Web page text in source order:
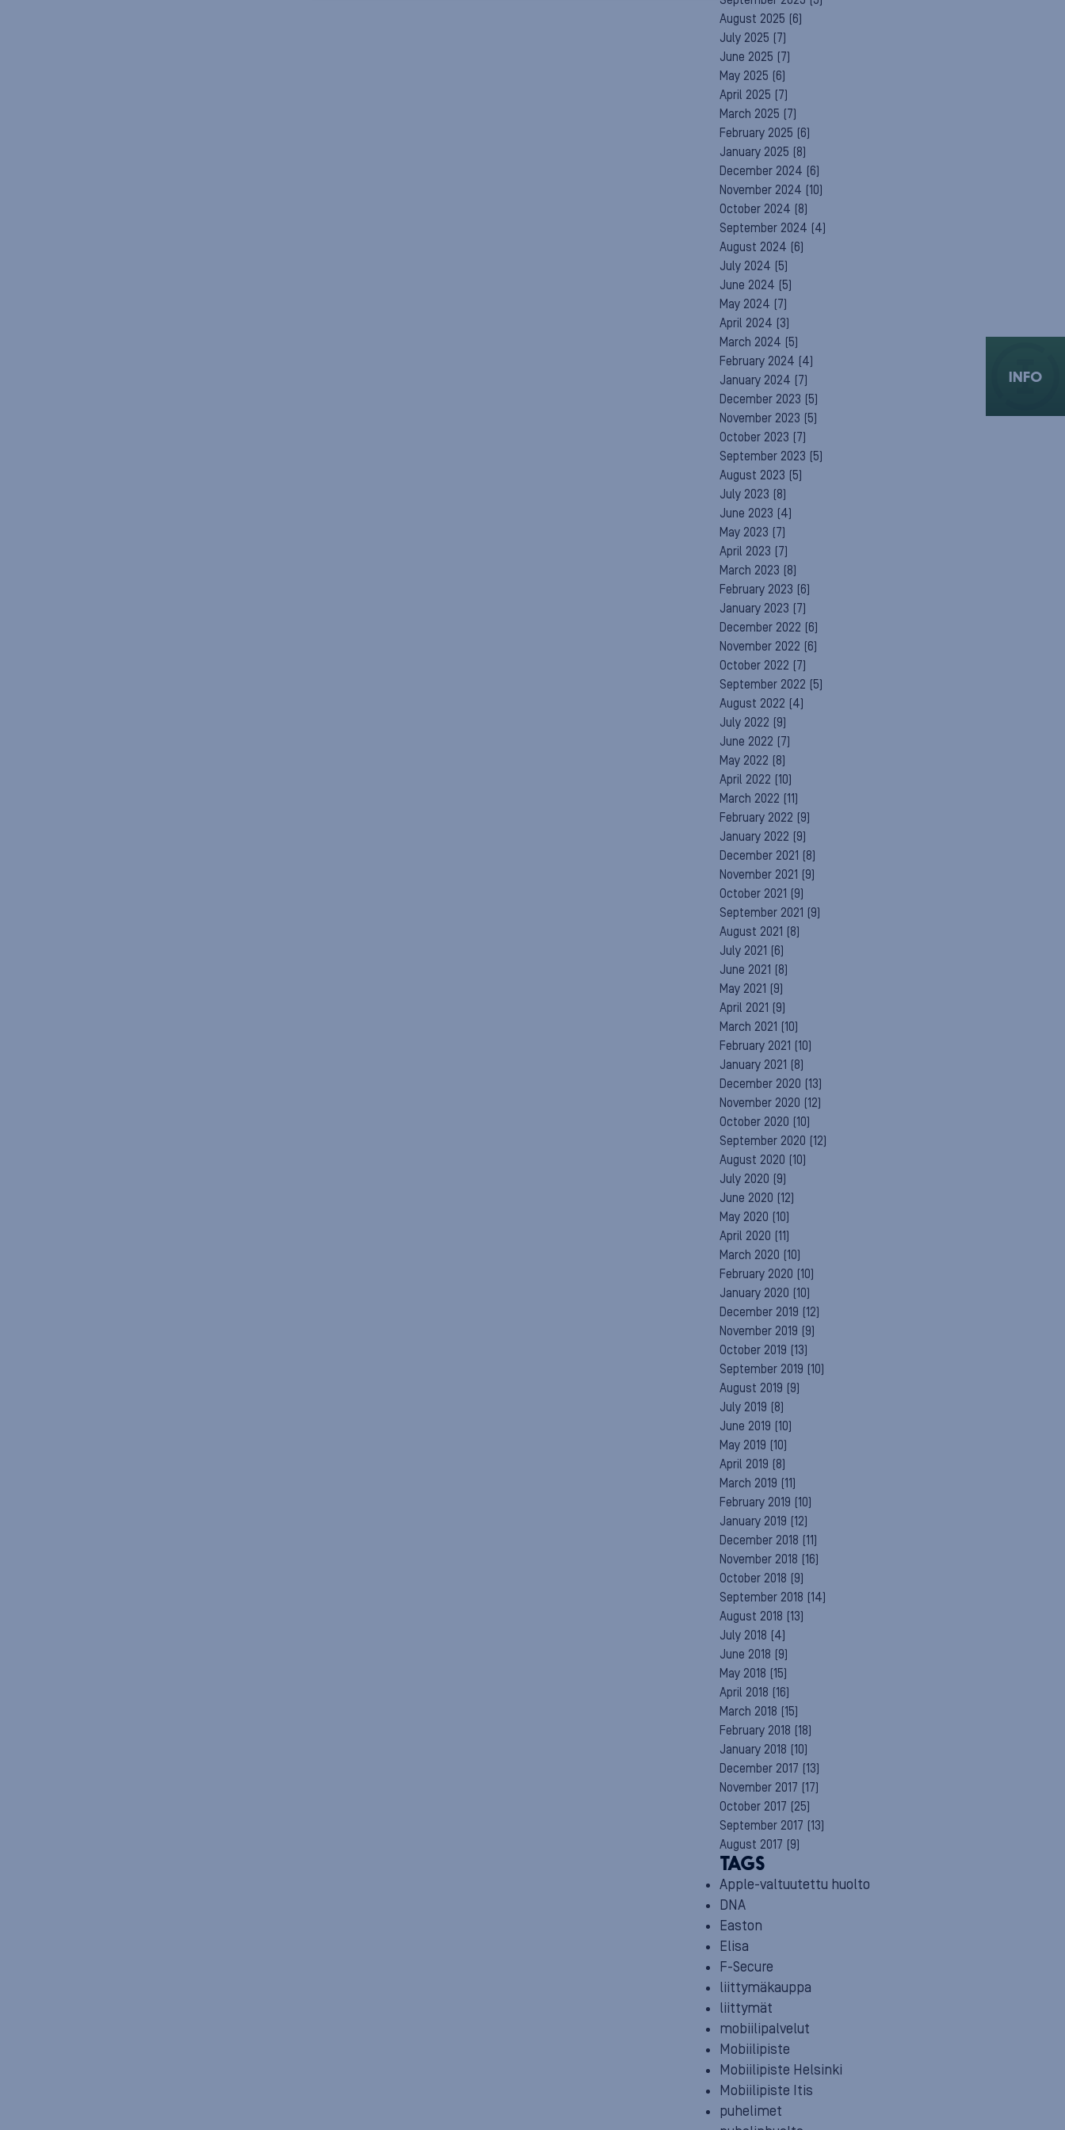
August 2025 (6)
July 2025 (7)
June 2025 (7)
May 2025 (6)
April 2025 (7)
March 2025 (7)
February 2025 (6)
January 2025 (8)
December 2024 (6)
November 2024 (10)
October 2024 (8)
September 2024 (4)
August 2024 (6)
July 2024 (5)
June 2024 (5)
May 2024 (7)
April 2024 (3)
March 2024 (5)
February 2024 (4)
January 2024 (7)
December 2023 (5)
November 2023 (5)
October 2023 (7)
September 2023 (5)
August 2023 (5)
July 2023 (8)
June 2023 (4)
May 2023 (7)
April 2023 (7)
March 2023 (8)
February 2023 (6)
January 2023 (7)
December 2022 (6)
November 2022 (6)
October 2022 (7)
September 2022 (5)
August 2022 (4)
July 2022 (9)
June 2022 (7)
May 2022 (8)
April 2022 (10)
March 2022 (11)
February 2022 (9)
January 2022 (9)
December 2021 (8)
November 2021 (9)
October 2021 (9)
September 2021 (9)
August 2021 (8)
July 2021 (6)
June 2021 (8)
May 2021 (9)
April 2021 (9)
March 2021 (10)
February 2021 (10)
January 2021 (8)
December 2020 (13)
November 2020 (12)
October 2020 (10)
September 2020 (12)
August 2020 (10)
July 2020 (9)
June 2020 (12)
May 2020 (10)
April 2020 (11)
March 2020 (10)
February 2020 (10)
January 2020 (10)
December 2019 (12)
November 2019 (9)
October 2019 (13)
September 2019 (10)
August 2019 (9)
July 2019 (8)
June 2019 (10)
May 2019 (10)
April 2019 (8)
March 2019 (11)
February 2019 (10)
January 2019 (12)
December 2018 (11)
November 2018 (16)
October 2018 (9)
September 2018 (14)
August 2018 (13)
July 2018 (4)
June 2018 (9)
May 2018 (15)
April 2018 (16)
March 2018 (15)
February 2018 (18)
January 2018 (10)
December 2017 (13)
November 2017 (17)
October 2017 (25)
September 2017 (13)
August 2017 (9)
TAGS
Apple-valtuutettu huolto
DNA
Easton
Elisa
F-Secure
liittymäkauppa
liittymät
mobiilipalvelut
Mobiilipiste
Mobiilipiste Helsinki
Mobiilipiste Itis
puhelimet
INFO